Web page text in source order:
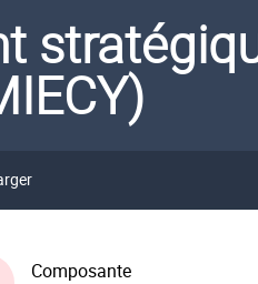
Composante